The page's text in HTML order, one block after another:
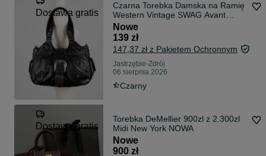
Dostawa gratis
Czarna Torebka Damska na Ramię
Western Vintage SWAG Avant
Garde Srebrne Detale Kieszenie
Dodatkowy Pasek + Gratis
Bransoletka
Nowe
139 zł
147,37 zł z Pakietem Ochronnym
Jastrzębie-Zdrój
06 sierpnia 2026
Czarny
Dostawa gratis
Torebka DeMellier 900zl z 2.300zl
Midi New York NOWA
Nowe
900 zł